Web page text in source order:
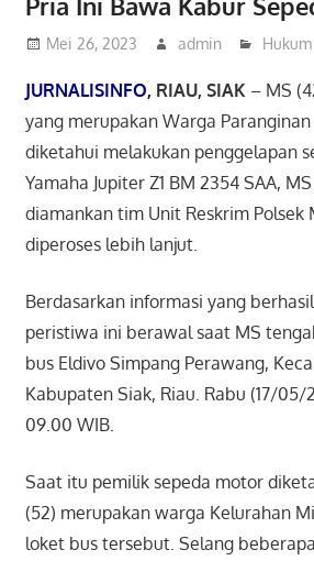
Mei 26, 2023 admin Hukum
JURNALISINFO, RIAU, SIAK – MS
yang merupakan Warga
diketahui melakukan penggelapan
Yamaha Jupiter Z1 BM 2354 SAA,
diamankan tim Unit Reskrim Polsek
diperoses lebih lanjut.
Berdasarkan informasi yang
peristiwa ini berawal saat MS
bus Eldivo Simpang Perawang,
Kabupaten Siak, Riau. Rabu (17/05/
09.00 WIB.
Saat itu pemilik sepeda motor
(52) merupakan warga Kelurahan
loket bus tersebut. Selang